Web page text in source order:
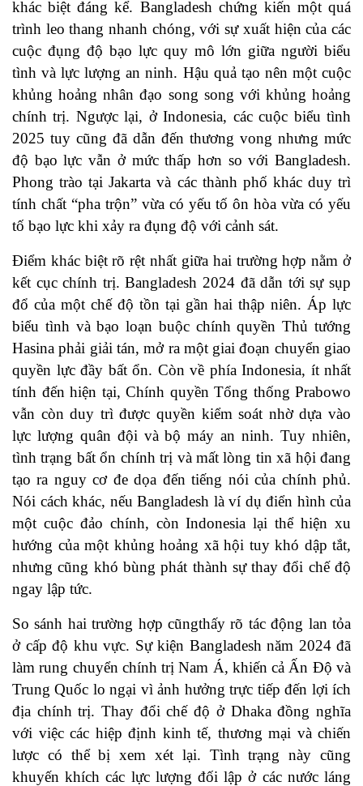
khác biệt đáng kể. Bangladesh chứng kiến một quá
trình leo thang nhanh chóng, với sự xuất hiện của các
cuộc đụng độ bạo lực quy mô lớn giữa người biểu
tình và lực lượng an ninh. Hậu quả tạo nên một cuộc
khủng hoảng nhân đạo song song với khủng hoảng
chính trị. Ngược lại, ở Indonesia, các cuộc biểu tình
2025 tuy cũng đã dẫn đến thương vong nhưng mức
độ bạo lực vẫn ở mức thấp hơn so với Bangladesh.
Phong trào tại Jakarta và các thành phố khác duy trì
tính chất “pha trộn” vừa có yếu tố ôn hòa vừa có yếu
tố bạo lực khi xảy ra đụng độ với cảnh sát.
Điểm khác biệt rõ rệt nhất giữa hai trường hợp nằm ở
kết cục chính trị. Bangladesh 2024 đã dẫn tới sự sụp
đổ của một chế độ tồn tại gần hai thập niên. Áp lực
biểu tình và bạo loạn buộc chính quyền Thủ tướng
Hasina phải giải tán, mở ra một giai đoạn chuyển giao
quyền lực đầy bất ổn. Còn về phía Indonesia, ít nhất
tính đến hiện tại, Chính quyền Tổng thống Prabowo
vẫn còn duy trì được quyền kiểm soát nhờ dựa vào
lực lượng quân đội và bộ máy an ninh. Tuy nhiên,
tình trạng bất ổn chính trị và mất lòng tin xã hội đang
tạo ra nguy cơ đe dọa đến tiếng nói của chính phủ.
Nói cách khác, nếu Bangladesh là ví dụ điển hình của
một cuộc đảo chính, còn Indonesia lại thể hiện xu
hướng của một khủng hoảng xã hội tuy khó dập tắt,
nhưng cũng khó bùng phát thành sự thay đổi chế độ
ngay lập tức.
So sánh hai trường hợp cũngthấy rõ tác động lan tỏa
ở cấp độ khu vực. Sự kiện Bangladesh năm 2024 đã
làm rung chuyển chính trị Nam Á, khiến cả Ấn Độ và
Trung Quốc lo ngại vì ảnh hưởng trực tiếp đến lợi ích
địa chính trị. Thay đổi chế độ ở Dhaka đồng nghĩa
với việc các hiệp định kinh tế, thương mại và chiến
lược có thể bị xem xét lại. Tình trạng này cũng
khuyến khích các lực lượng đối lập ở các nước láng